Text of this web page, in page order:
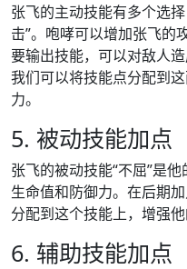
张飞的主动技能有多个选
击”。咆哮可以增加张飞的
要输出技能，可以对敌人
我们可以将技能点分配到
力。
5. 被动技能加点
张飞的被动技能“不屈”是
生命值和防御力。在后期
分配到这个技能上，增强
6. 辅助技能加点